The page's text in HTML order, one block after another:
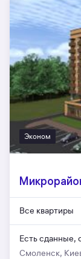
Эконом
Все квартиры
Есть сданные,
Смоленск,